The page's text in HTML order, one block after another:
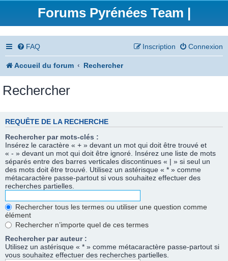
Forums Pyrénées Team |
FAQ Connexion
Inscription
Accueil du forum Rechercher
Rechercher
REQUÊTE DE LA RECHERCHE
Rechercher par mots-clés :
Insérez le caractère « + » devant un mot qui doit être trouvé et
« - » devant un mot qui doit être ignoré. Insérez une liste de mots
séparés entre des barres verticales discontinues « | » si seul un
des mots doit être trouvé. Utilisez un astérisque « * » comme
métacaractère passe-partout si vous souhaitez effectuer des
recherches partielles.
Rechercher tous les termes ou utiliser une question comme
élément
Rechercher n’importe quel de ces termes
Rechercher par auteur :
Utilisez un astérisque « * » comme métacaractère passe-partout si
vous souhaitez effectuer des recherches partielles.